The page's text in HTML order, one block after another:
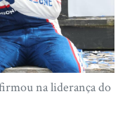
na liderança do